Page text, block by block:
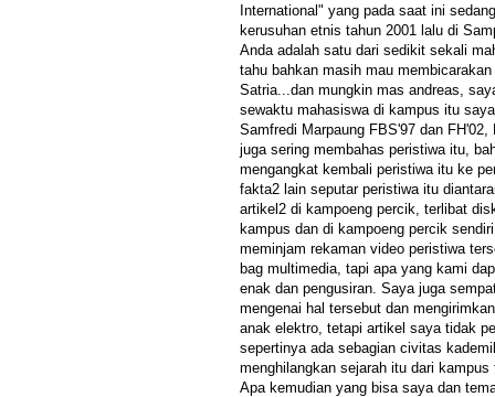
International" yang pada saat ini
kerusuhan etnis tahun 2001 lalu di
Anda adalah satu dari sedikit sekali
tahu bahkan masih mau
Satria...dan mungkin mas andreas,
sewaktu mahasiswa di kampus itu
Samfredi Marpaung FBS'97 dan
juga sering membahas peristiwa itu,
mengangkat kembali peristiwa itu ke
fakta2 lain seputar peristiwa itu
artikel2 di kampoeng percik, terlibat
kampus dan di kampoeng percik
meminjam rekaman video peristiwa
bag multimedia, tapi apa yang kami
enak dan pengusiran. Saya juga
mengenai hal tersebut dan
anak elektro, tetapi artikel saya tidak
sepertinya ada sebagian civitas
menghilangkan sejarah itu dari
Apa kemudian yang bisa saya dan